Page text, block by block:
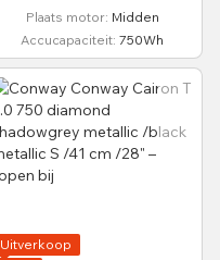
Plaats motor Midden
Accucapaciteit 750Wh
Uitverkoop